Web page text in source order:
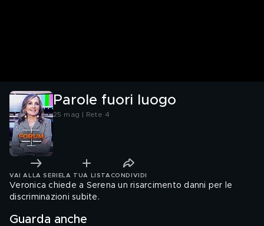
Parole fuori luogo
25 mag | Rete 4
VAI ALLA SERIE LA TUA LISTA CONDIVIDI
Veronica chiede a Serena un risarcimento danni per le
discriminazioni subite.
Guarda anche